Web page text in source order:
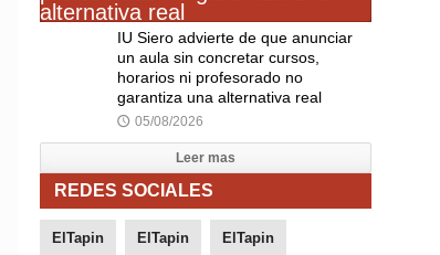
IU Siero advierte de que anunciar
un aula sin concretar cursos,
horarios ni profesorado no
garantiza una alternativa real
🕔 05/08/2026
Leer mas
REDES SOCIALES
ElTapin ElTapin ElTapin